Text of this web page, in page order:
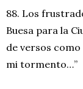
88. Los
Buesa para la
de versos
mi tormento…”